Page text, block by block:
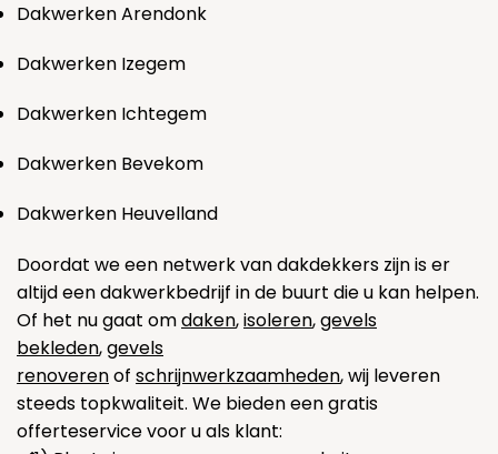
Dakwerken Arendonk
Dakwerken Izegem
Dakwerken Ichtegem
Dakwerken Bevekom
Dakwerken Heuvelland
Doordat we een netwerk van dakdekkers zijn is er
altijd een dakwerkbedrijf in de buurt die u kan helpen.
Of het nu gaat omdaken,isoleren,gevels
bekleden,gevels
renoverenof schrijnwerkzaamheden, wij leveren
steeds topkwaliteit. We bieden een gratis
offerteservice voor u als klant: